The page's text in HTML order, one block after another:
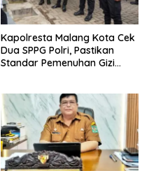
Kapolresta Malang Kota Cek
Dua SPPG Polri, Pastikan
Standar Pemenuhan Gizi